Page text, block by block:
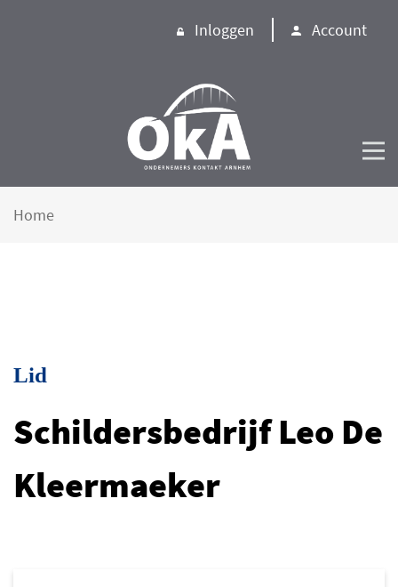
Inloggen Account
Home
Lid
Schildersbedrijf Leo De
Kleermaeker